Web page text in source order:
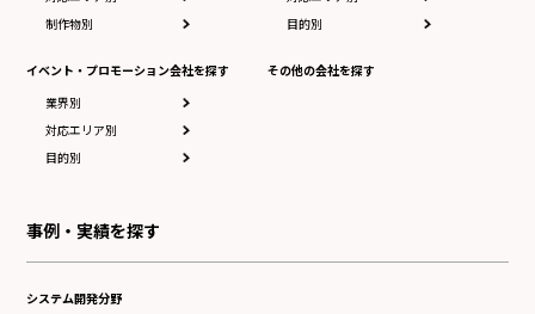
制作物別
イベント・プロモーション会社を探す
業界別
対応エリア別
目的別
目的別
その他の会社を探す
事例・実績を探す
システム開発分野